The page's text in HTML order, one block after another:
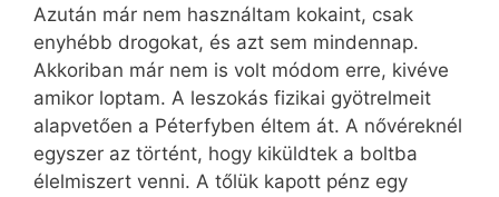
Azután már nem használtam kokaint, csak
enyhébb drogokat, és azt sem mindennap.
Akkoriban már nem is volt módom erre, kivéve
amikor loptam. A leszokás fizikai gyötrelmeit
alapvetően a Péterfyben éltem át. A nővéreknél
egyszer az történt, hogy kiküldtek a boltba
élelmiszert venni. A tőlük kapott pénz egy